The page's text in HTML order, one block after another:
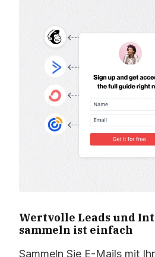
Wertvolle Leads und
sammeln ist einfach
Sammeln Sie E-Mails mit